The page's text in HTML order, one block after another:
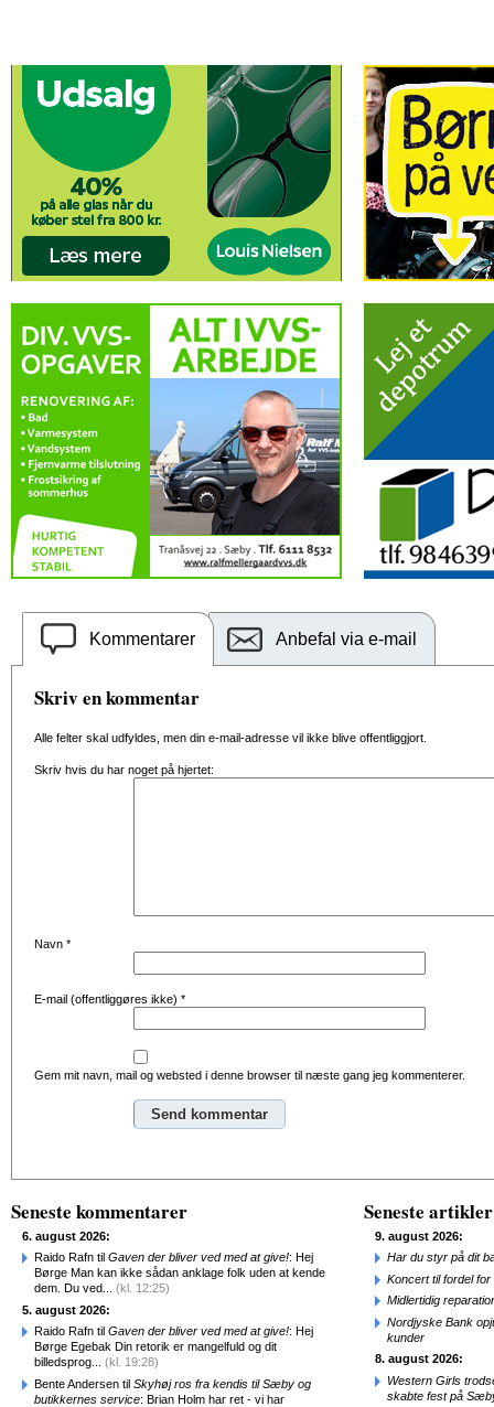
Kommentarer Anbefal via e-mail
Skriv en kommentar
Alle felter skal udfyldes, men din e-mail-adresse vil ikke blive offentliggjort.
Skriv hvis du har noget på hjertet:
Navn *
E-mail (offentliggøres ikke) *
Gem mit navn, mail og websted i denne browser til næste gang jeg kommenterer.
Seneste kommentarer
6. august 2026:
Raido Rafn til Gaven der bliver ved med at give!: Hej
Børge Man kan ikke sådan anklage folk uden at kende
dem. Du ved... (kl. 12:25)
5. august 2026:
Raido Rafn til Gaven der bliver ved med at give!: Hej
Børge Egebak Din retorik er mangelfuld og dit
billedsprog... (kl. 19:28)
Bente Andersen til Skyhøj ros fra kendis til Sæby og
butikkernes service: Brian Holm har ret - vi har
Seneste artikler
9. august 2026:
Har du styr på dit
Koncert til fordel
Midlertidig
Nordjyske Bank
kunder
8. august 2026:
Western Girls
skabte fest på